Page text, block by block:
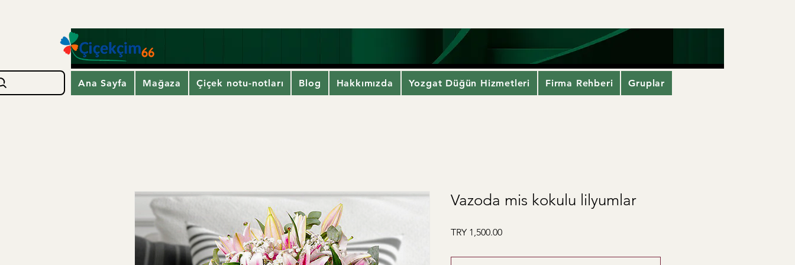
Ana Sayfa Mağaza Çiçek notu-notları Blog Hakkımızda Yozgat Düğün Hizmetleri Firma Rehberi Gruplar
Vazoda mis kokulu lilyumlar
TRY 1,500.00Price